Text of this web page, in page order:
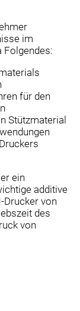
im
Folgendes:
für den
Stützmaterial
ein
additive
Drucker von
des
von